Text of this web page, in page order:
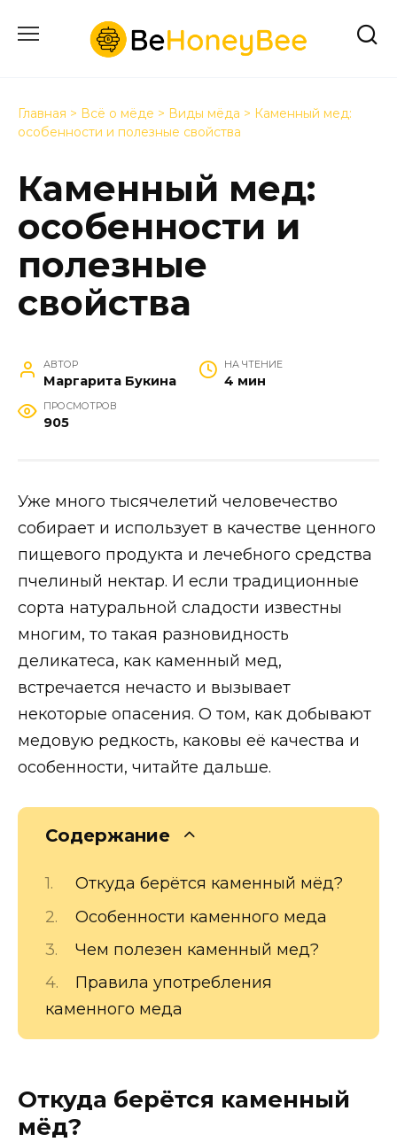
содержанию
Главная > Всё о мёде > Виды мёда > Каменный мед:
особенности и полезные свойства
Каменный мед:
особенности и
полезные
свойства
АВТОР
Маргарита Букина
НА ЧТЕНИЕ
4 мин
ПРОСМОТРОВ
905
Уже много тысячелетий человечество
собирает и использует в качестве ценного
пищевого продукта и лечебного средства
пчелиный нектар. И если традиционные
сорта натуральной сладости известны
многим, то такая разновидность
деликатеса, как каменный мед,
встречается нечасто и вызывает
некоторые опасения. О том, как добывают
медовую редкость, каковы её качества и
особенности, читайте дальше.
Содержание
Откуда берётся каменный мёд?
Особенности каменного меда
Чем полезен каменный мед?
Правила употребления
каменного меда
Откуда берётся каменный
мёд?